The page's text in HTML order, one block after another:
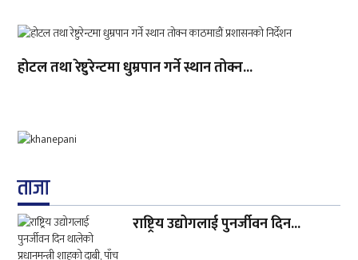
होटल तथा रेष्टुरेन्टमा धुम्रपान गर्ने स्थान तोक्न...
ताजा
राष्ट्रिय उद्योगलाई पुनर्जीवन दिन...